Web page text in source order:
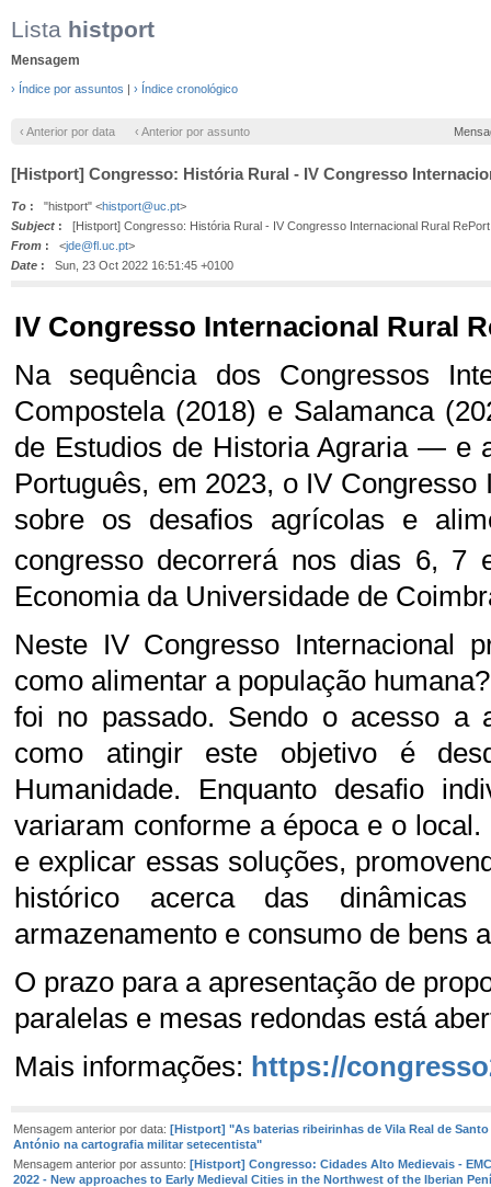
Lista histport
Mensagem
› Índice por assuntos | › Índice cronológico
‹ Anterior por data ‹ Anterior por assunto
[Histport] Congresso: História Rural - IV Congresso
To : "histport" <histport@uc.pt>
Subject : [Histport] Congresso: História Rural - IV Congresso Internacional Rural
From : <jde@fl.uc.pt>
Date : Sun, 23 Oct 2022 16:51:45 +0100
IV Congresso Internacional Rural
Na sequência dos Congressos
Compostela (2018) e Salamanca
de Estudios de Historia Agraria — e
Português, em 2023, o IV
sobre os desafios agrícolas e
congresso decorrerá nos dias 6, 7
Economia da Universidade de
Neste IV Congresso Internacional
como alimentar a população
foi no passado. Sendo o acesso a
como atingir este objetivo é
Humanidade. Enquanto desafio
variaram conforme a época e o
e explicar essas soluções,
histórico acerca das dinâmicas
armazenamento e consumo de bens
O prazo para a apresentação de
paralelas e mesas redondas está
Mais informações: https://
Mensagem anterior por data: [Histport] "As baterias ribeirinhas de Vila Real de Santo
António na cartografia militar setecentista"
Mensagem anterior por assunto: [Histport] Congresso: Cidades Alto Medievais -
2022 - New approaches to Early Medieval Cities in the Northwest of the Iberian